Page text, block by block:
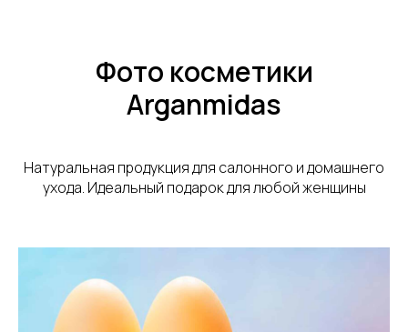
Фото косметики
Arganmidas
Натуральная продукция для салонного и домашнего
ухода. Идеальный подарок для любой женщины